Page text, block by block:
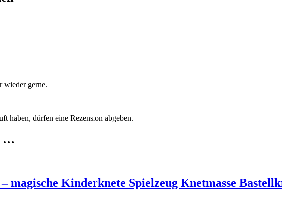
wieder gerne.
haben, dürfen eine Rezension abgeben.
…
magische Kinderknete Spielzeug Knetmasse